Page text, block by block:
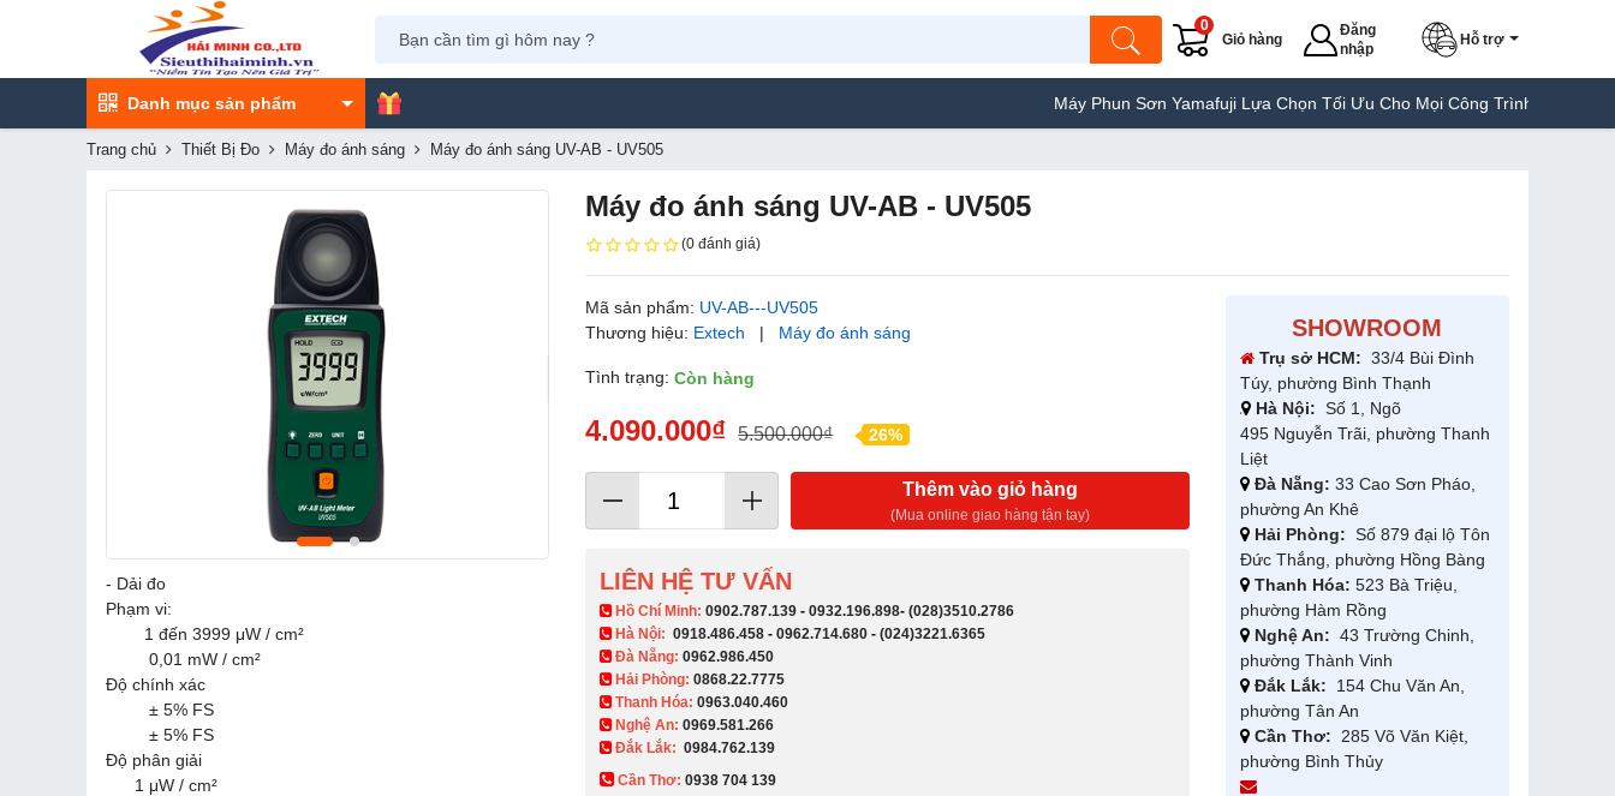
Giỏ hàng
0
Đăng
nhập
Hỗ trợ
Danh mục sản phẩm Máy Phun Sơn Yamafuji Lựa Chọn Tối Ưu Cho Mọi Công Trình Máy Hàn Túi
Trang chủ Thiết Bị Đo Máy đo ánh sáng Máy đo ánh sáng UV-AB - UV505
- Dải đo
Phạm vi:
1 đến 3999 μW / cm²
0,01 mW / cm²
Độ chính xác
± 5% FS
± 5% FS
Độ phân giải
1 μW / cm²
Máy đo ánh sáng UV-AB - UV505
(0 đánh giá)
Mã sản phẩm: UV-AB---UV505
Thương hiệu: Extech | Máy đo ánh sáng
Tình trạng:Còn hàng
4.090.000₫ 5.500.000₫ 26%
Thêm vào giỏ hàng
(Mua online giao hàng tận tay)
LIÊN HỆ TƯ VẤN
​ Hồ Chí Minh:0902.787.139 -0932.196.898-(028)3510.2786
Hà Nội:0918.486.458 -0962.714.680 -(024)3221.6365
Đà Nẵng:0962.986.450
Hải Phòng:0868.22.7775
Thanh Hóa:0963.040.460
Nghệ An:0969.581.266
Đắk Lắk: 0984.762.139
Cần Thơ:0938 704 139​
SHOWROOM
Trụ sở HCM: 33/4 Bùi Đình
Túy, phường Bình Thạnh
Hà Nội: Số 1, Ngõ
495 Nguyễn Trãi, phường Thanh
Liệt
Đà Nẵng: 33 Cao Sơn Pháo,
phường An Khê
Hải Phòng: Số 879 đại lộ Tôn
Đức Thắng, phường Hồng Bàng
Thanh Hóa: 523 Bà Triệu,
phường Hàm Rồng
Nghệ An: 43 Trường Chinh,
phường Thành Vinh
Đắk Lắk: 154 Chu Văn An,
phường Tân An
Cần Thơ: 285 Võ Văn Kiệt,
phường Bình Thủy